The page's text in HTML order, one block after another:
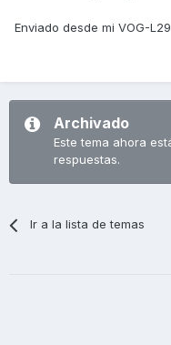
Enviado desde mi VOG-
Archivado
Este tema ahora
respuestas.
Ir a la lista de temas